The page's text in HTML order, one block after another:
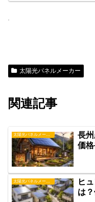
太陽光パネルメーカー
関連記事
長
価
太陽光パネルメーカー
ヒ
は